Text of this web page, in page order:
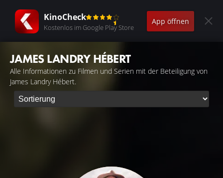
KinoCheck
Kostenlos im Google Play Store
App öffnen
JAMES LANDRY HÉBERT
Alle Informationen zu Filmen und Serien mit der Beteiligung von
James Landry Hébert.